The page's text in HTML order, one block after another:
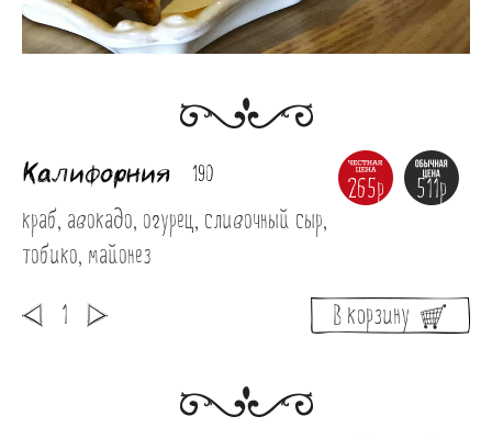
511р
265р
Калифорния 190
краб, авокадо, огурец, сливочный сыр,
тобико, майонез
В корзину